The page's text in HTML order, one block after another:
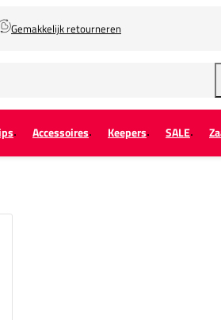
Gemakkelijk retourneren
Accessoires Keepers SALE